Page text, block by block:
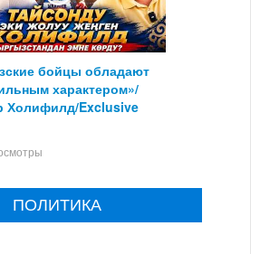
бойцы обладают
характером»/
Холифилд/Exclusive
ПОЛИТИКА